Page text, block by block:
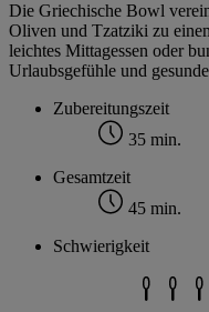
Die Griechische Bowl
Oliven und Tzatziki zu
leichtes Mittagessen oder
Urlaubsgefühle und
Zubereitungszeit
35 min.
Gesamtzeit
45 min.
Schwierigkeit